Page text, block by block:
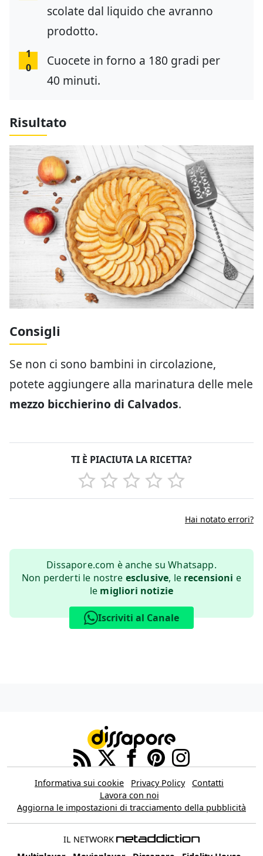
scolate dal liquido che avranno
prodotto.
1
0
Cuocete in forno a 180 gradi per
40 minuti.
Risultato
Consigli
Se non ci sono bambini in circolazione,
potete aggiungere alla marinatura delle mele
mezzo bicchierino di Calvados.
TI È PIACIUTA LA RICETTA?
Hai notato errori?
Dissapore.com è anche su Whatsapp.
Non perderti le nostre esclusive, le recensioni e
le migliori notizie
Iscriviti al Canale
Informativa sui cookie Privacy Policy
Contatti
Lavora con noi
Aggiorna le impostazioni di tracciamento della pubblicità
IL NETWORK